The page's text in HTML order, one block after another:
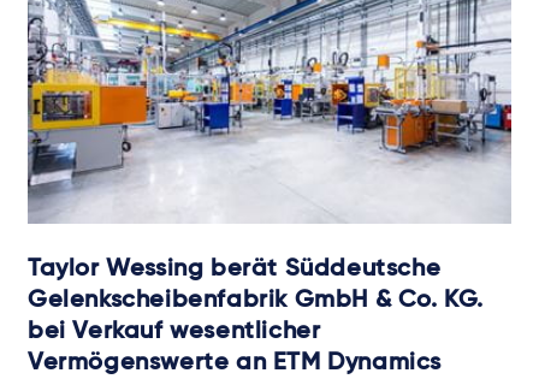
Taylor Wessing berät Süddeutsche
Gelenkscheibenfabrik GmbH & Co. KG.
bei Verkauf wesentlicher
Vermögenswerte an ETM Dynamics